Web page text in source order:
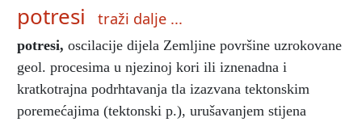
potresi traži dalje ...
potresi, oscilacije dijela Zemljine površine uzrokovane
geol. procesima u njezinoj kori ili iznenadna i
kratkotrajna podrhtavanja tla izazvana tektonskim
poremećajima (tektonski p.), urušavanjem stijena